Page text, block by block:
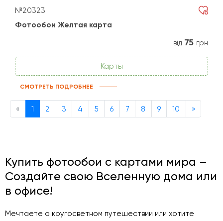
№20323
Фотообои Желтая карта
від 75 грн
Карты
СМОТРЕТЬ ПОДРОБНЕЕ
« Previous
1 2 3 4 5 6 7 8 9 10 »Next
Купить фотообои с картами мира –
Создайте свою Вселенную дома или
в офисе!
Мечтаете о кругосветном путешествии или хотите